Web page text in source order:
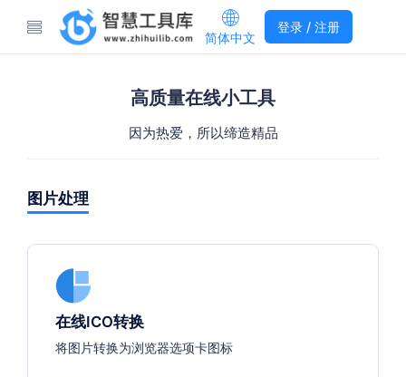
简体中文
登录 / 注册
高质量在线小工具
因为热爱，所以缔造精品
图片处理
在线ICO转换
将图片转换为浏览器选项卡图标